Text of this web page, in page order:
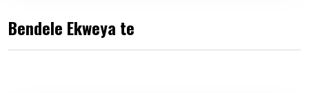
Bendele Ekweya te